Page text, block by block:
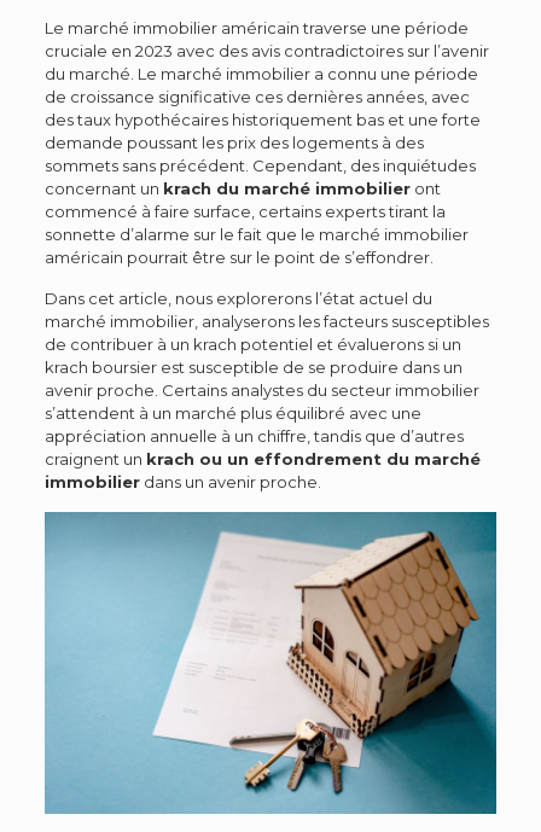
L e marché immobilier américain traverse une période
cruciale en 2023 avec des avis contradictoires sur l’avenir
du marché. Le marché immobilier a connu une période
de croissance significative ces dernières années, avec
des taux hypothécaires historiquement bas et une forte
demande poussant les prix des logements à des
sommets sans précédent. Cependant, des inquiétudes
concernant un krach du marché immobilieront
commencé à faire surface, certains experts tirant la
sonnette d’alarme sur le fait que le marché immobilier
américain pourrait être sur le point de s’effondrer.
Dans cet article, nous explorerons l’état actuel du
marché immobilier, analyserons les facteurs susceptibles
de contribuer à un krach potentiel et évaluerons si un
krach boursier est susceptible de se produire dans un
avenir proche. Certains analystes du secteur immobilier
s’attendent à un marché plus équilibré avec une
appréciation annuelle à un chiffre, tandis que d’autres
craignent un krach ou un effondrement du marché
immobilierdans un avenir proche.